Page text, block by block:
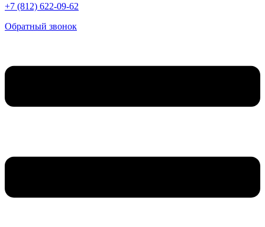
+7 (812) 622-09-62
Обратный звонок